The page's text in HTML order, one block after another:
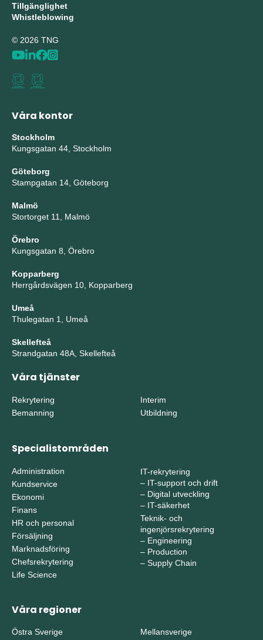
Tillgänglighet
Whistleblowing
© 2026 TNG
Våra kontor
Stockholm
Kungsgatan 44, Stockholm
Göteborg
Stampgatan 14, Göteborg
Malmö
Stortorget 11, Malmö
Örebro
Kungsgatan 8, Örebro
Kopparberg
Herrgårdsvägen 10, Kopparberg
Umeå
Thulegatan 1, Umeå
Skellefteå
Strandgatan 48A, Skellefteå
Våra tjänster
Rekrytering
Bemanning
Interim
Utbildning
Specialistområden
Administration
Kundservice
Ekonomi
Finans
HR och personal
Försäljning
Marknadsföring
Chefsrekrytering
Life Science
IT-rekrytering
– IT-support och drift
– Digital utveckling
– IT-säkerhet
Teknik- och
ingenjörsrekrytering
– Engineering
– Production
– Supply Chain
Våra regioner
Östra Sverige Mellansverige